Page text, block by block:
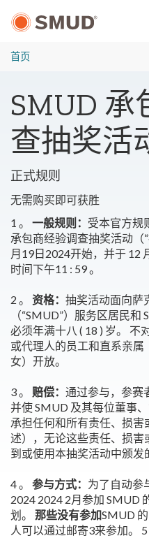
首页
SMUD 承
查抽奖活
正式规则
无需购买即可获胜
1 。
一般规则： 受本官方规
承包商经验调查抽奖活动（
月19日2024开始，并于 12
时间下午11 : 59 。
2 。 资格： 抽奖活动面向萨
（“SMUD”）服务区居民
必须年满十八 ( 18 ) 岁。 不
或代理人的员工和直系亲
女）开放。
3 。 赔偿： 通过参与，参赛
并使 SMUD 及其每位董事
承担任何和所有责任、损
述），无论这些责任、损
到或使用本抽奖活动中颁发
4 。 参与方式： 为了自动参
2024 2024 2月参加 SMUD
划。 那些没有参加SMUD
人可以通过邮寄3来参加。